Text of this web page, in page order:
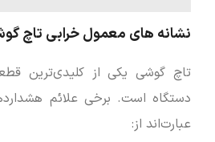
نشانه‌ های معمول خرابی تاچ
تاچ گوشی یکی از کلیدی‌ترین
دستگاه است. برخی علائم
عبارت‌اند از: